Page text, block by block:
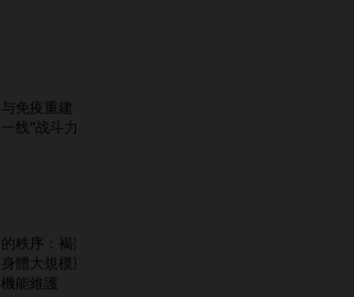
免疫重建：
线“战斗力”
秩序：褐藻
體大規模重
能維護